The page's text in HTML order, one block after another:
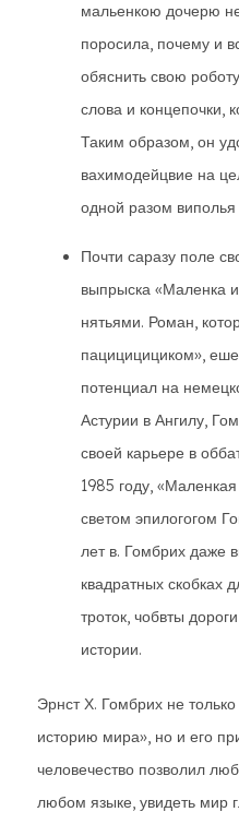
мальенкою дочерю
поросила, почему и
обяснить свою
слова и концепочки,
Таким образом, он
вахимодейцвие на
одной разом виполья
Почти саразу поле
выпрыска «Маленка
нятьями. Роман,
пацицицициком»,
потенциал на
Астурии в Ангилу,
своей карьере в
1985 году,
светом эпилогогом
лет в. Гомбрих даже
квадратных скобках
троток, чобвты
истории.
Эрнст Х. Гомбрих не
историю мира», но и его
человечество позволил
любом языке, увидеть мир